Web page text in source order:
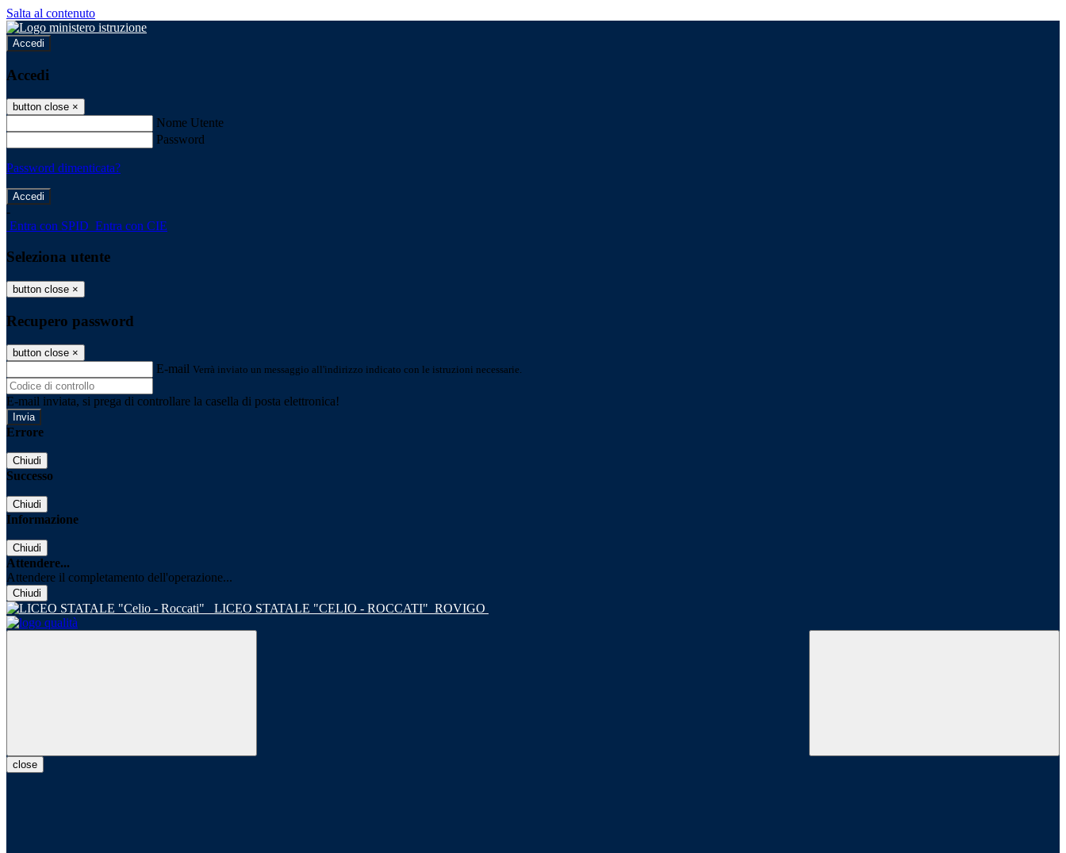
Salta al contenuto
Accedi
Accedi
button close ×
Nome Utente
Password
Password dimenticata?
-
Entra con SPID Entra con CIE
Seleziona utente
button close ×
Recupero password
button close ×
E-mail Verrà inviato un messaggio all'indirizzo indicato con le istruzioni necessarie.
E-mail inviata, si prega di controllare la casella di posta elettronica!
Errore
Chiudi
Successo
Chiudi
Informazione
Chiudi
Attendere...
Attendere il completamento dell'operazione...
Chiudi
LICEO STATALE "CELIO - ROCCATI" ROVIGO
close